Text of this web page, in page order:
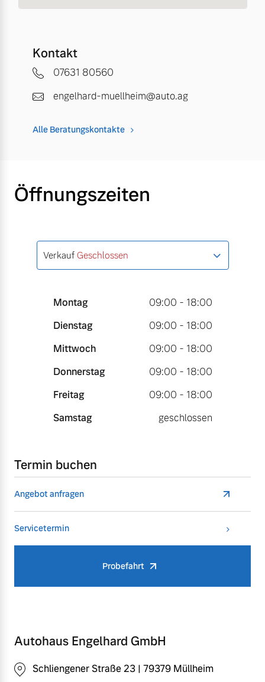
Kontakt
07631 80560
engelhard-muellheim@auto.ag
Alle Beratungskontakte
Öffnungszeiten
Verkauf Geschlossen
Montag
09:00 - 18:00
Dienstag
09:00 - 18:00
Mittwoch
09:00 - 18:00
Donnerstag
09:00 - 18:00
Freitag
09:00 - 18:00
Samstag
geschlossen
Termin buchen
Angebot anfragen
Servicetermin
Probefahrt
Autohaus Engelhard GmbH
Schliengener Straße 23 | 79379 Müllheim